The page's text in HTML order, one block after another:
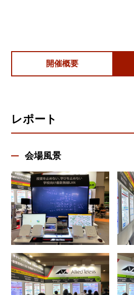
開催概要
レポート
会場風景